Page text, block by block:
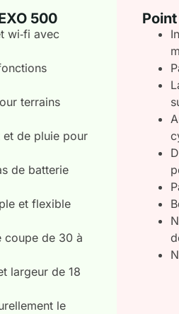
500
wi‑fi avec
terrains
et de pluie pour
de batterie
et flexible
coupe de 30 à
largeur de 18
le